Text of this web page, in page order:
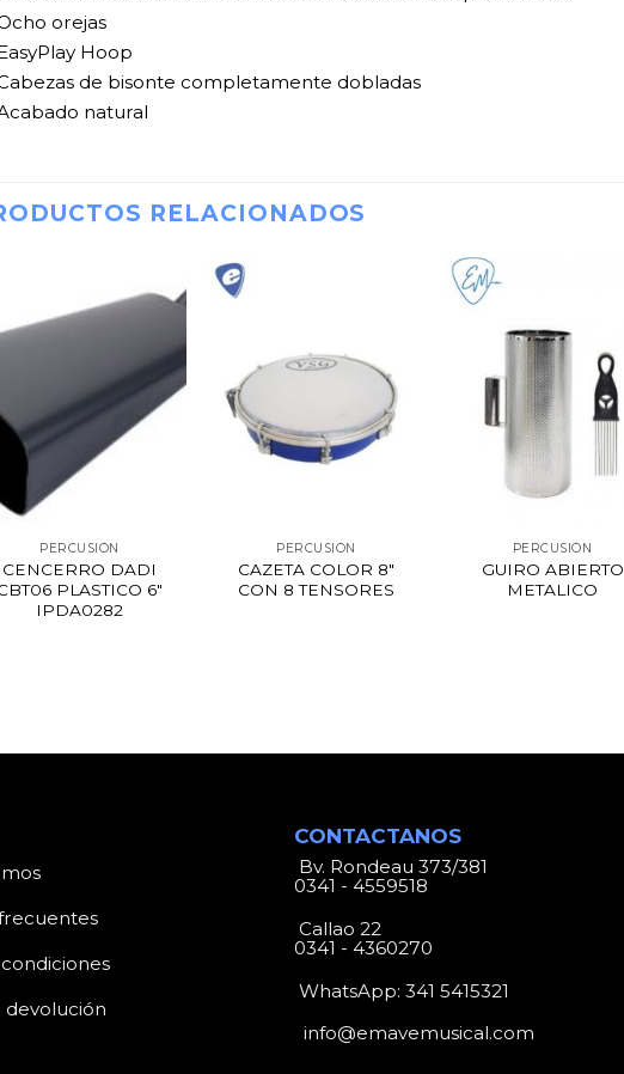
orejas
Hoop
de bisonte completamente dobladas
natural
RELACIONADOS
PERCUSIÓN
CENCERRO DADI
PLASTICO 6″
IPDA0282
PERCUSIÓN
CAZETA COLOR 8″
CON 8 TENSORES
PERCUSIÓN
GUIRO ABIERTO
METALICO
devolución
CONTACTANOS
Bv. Rondeau 373/381
0341 - 4559518
Callao 22
0341 - 4360270
WhatsApp:341 5415321
info@emavemusical.com